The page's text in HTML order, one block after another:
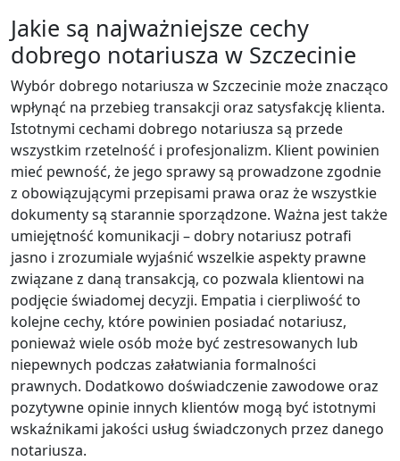
Jakie są najważniejsze cechy
dobrego notariusza w Szczecinie
Wybór dobrego notariusza w Szczecinie może znacząco
wpłynąć na przebieg transakcji oraz satysfakcję klienta.
Istotnymi cechami dobrego notariusza są przede
wszystkim rzetelność i profesjonalizm. Klient powinien
mieć pewność, że jego sprawy są prowadzone zgodnie
z obowiązującymi przepisami prawa oraz że wszystkie
dokumenty są starannie sporządzone. Ważna jest także
umiejętność komunikacji – dobry notariusz potrafi
jasno i zrozumiale wyjaśnić wszelkie aspekty prawne
związane z daną transakcją, co pozwala klientowi na
podjęcie świadomej decyzji. Empatia i cierpliwość to
kolejne cechy, które powinien posiadać notariusz,
ponieważ wiele osób może być zestresowanych lub
niepewnych podczas załatwiania formalności
prawnych. Dodatkowo doświadczenie zawodowe oraz
pozytywne opinie innych klientów mogą być istotnymi
wskaźnikami jakości usług świadczonych przez danego
notariusza.